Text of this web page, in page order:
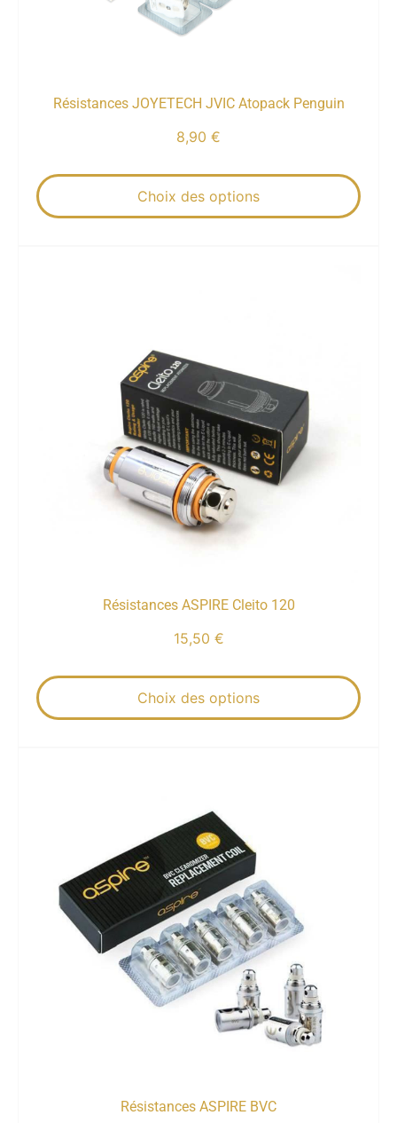
Résistances JOYETECH JVIC Atopack Penguin
8,90 €
Choix des options
Résistances ASPIRE Cleito 120
15,50 €
Choix des options
Résistances ASPIRE BVC